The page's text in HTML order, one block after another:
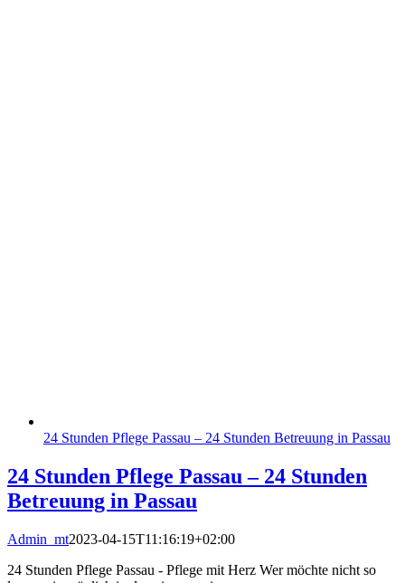
24 Stunden Pflege Passau – 24 Stunden Betreuung in Passau
24 Stunden Pflege Passau – 24 Stunden
Betreuung in Passau
Admin_mt2023-04-15T11:16:19+02:00
24 Stunden Pflege Passau - Pflege mit Herz Wer möchte nicht so